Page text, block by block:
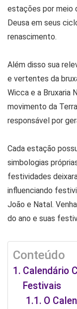
estações por meio
Deusa em seus
renascimento.
Além disso sua
e vertentes da
Wicca e a Bruxaria
movimento da
responsável por
Cada estação
simbologias
festividades
influenciando
João e Natal.
do ano e suas
Conteúdo
Calendário
Festivais
O